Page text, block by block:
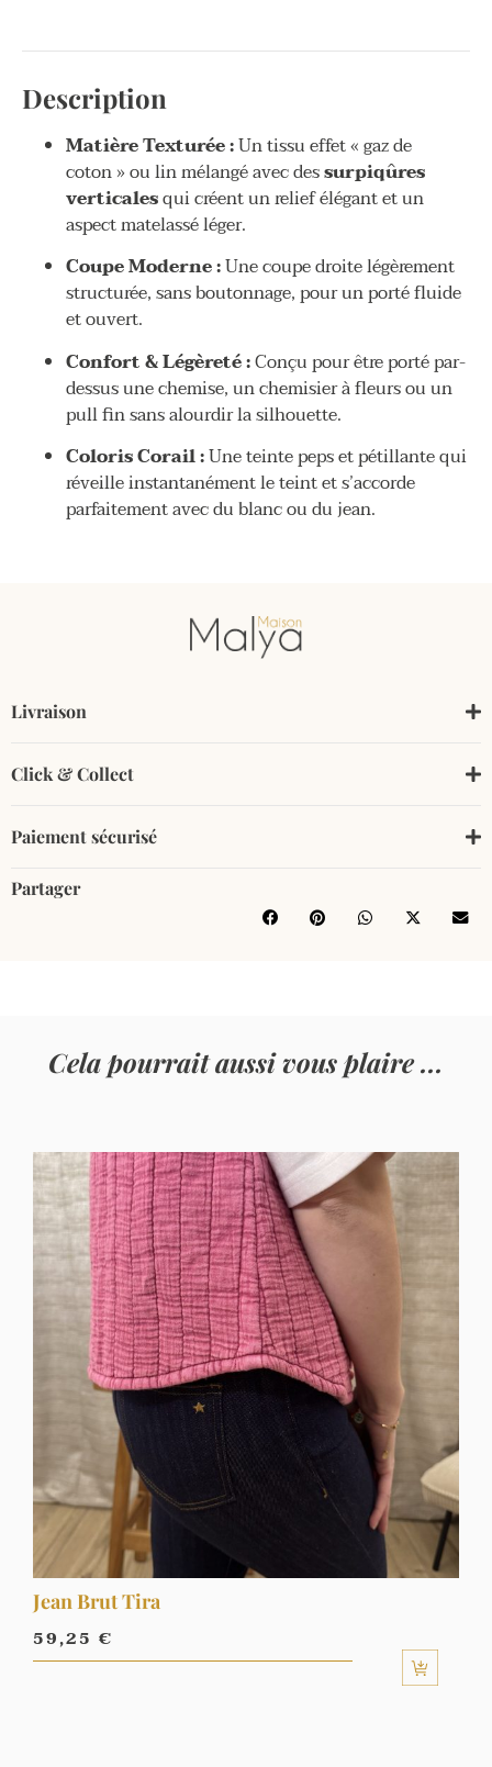
Livraison
Click & Collect
Paiement sécurisé
Partager
Description
Matière Texturée :Un tissu effet « gaz de
coton » ou lin mélangé avec dessurpiqûres
verticalesqui créent un relief élégant et un
aspect matelassé léger.
Coupe Moderne :Une coupe droite légèrement
structurée, sans boutonnage, pour un porté fluide
et ouvert.
Confort & Légèreté :Conçu pour être porté par-
dessus une chemise, un chemisier à fleurs ou un
pull fin sans alourdir la silhouette.
Coloris Corail :Une teinte peps et pétillante qui
réveille instantanément le teint et s’accorde
parfaitement avec du blanc ou du jean.
Cela pourrait aussi vous plaire ...
Jean Brut Tira
59,25 €